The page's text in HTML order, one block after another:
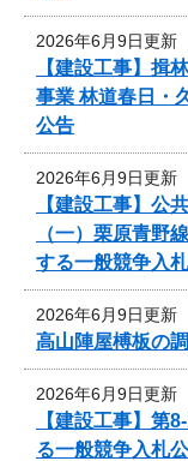
2026年6月9日更新
【建設工事】揖
事業 林道春日・
公告
2026年6月9日更新
【建設工事】公
（一）栗原青
する一般競争入
2026年6月9日更新
高山陣屋榑板の
2026年6月9日更新
【建設工事】第
る一般競争入札